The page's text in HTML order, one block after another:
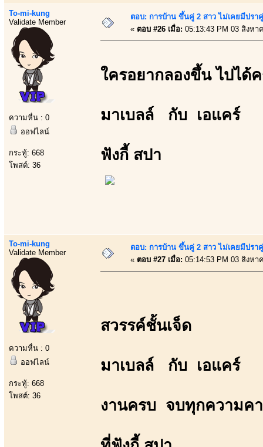
To-mi-kung
Validate Member
ความหื่น : 0
ออฟไลน์
กระทู้: 668
โพสต์: 36
ตอบ: การบ้าน ขึ้นคู่ 2 สาว ไม่เคยมีปร
« ตอบ #26 เมื่อ: 05:13:43 PM 03 สิงหา
ใครอยากลองขึ้น ไปได้
มาเบลล์ กับ เอแคร์
ฟังกี้ สปา
To-mi-kung
Validate Member
ความหื่น : 0
ออฟไลน์
กระทู้: 668
โพสต์: 36
ตอบ: การบ้าน ขึ้นคู่ 2 สาว ไม่เคยมีปร
« ตอบ #27 เมื่อ: 05:14:53 PM 03 สิงหา
สวรรค์ชั้นเจ็ด
มาเบลล์ กับ เอแคร์
งานครบ จบทุกความค